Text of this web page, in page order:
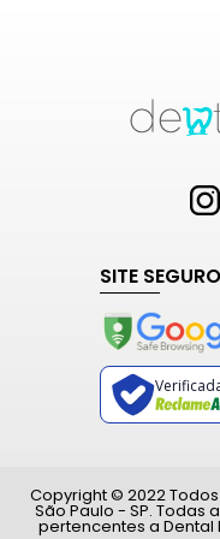
SITE SEGURO
Copyright © 2022 Todos
São Paulo - SP.
pertencentes a